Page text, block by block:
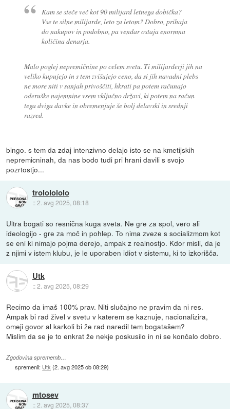
Kam se steče več kot 90 milijard letnega dobička?
Vse te silne milijarde, leto za letom? Dobro, prihaja
do nakupov in podobno, pa vendar ostaja enormna
količina denarja.
Malo poglej nepremičnine po celem svetu. Ti milijarderji jih na
veliko kupujejo in s tem zvišujejo ceno, da si jih navadni plebs
ne more niti v sanjah privoščiti, hkrati pa potem računajo
oderuške najemnine vsem vključno državi, ki potem na račun
tega dviga davke in obremenjuje še bolj delavski in srednji
razred.
bingo. s tem da zdaj intenzivno delajo isto se na kmetijskih
nepremicninah, da nas bodo tudi pri hrani davili s svojo
pozrtostjo...
trololololo
::2. avg 2025, 08:18
Ultra bogati so resnična kuga sveta. Ne gre za spol, vero ali
ideologijo - gre za moč in pohlep. To nima zveze s socializmom kot
se eni ki nimajo pojma derejo, ampak z realnostjo. Kdor misli, da je
z njimi v istem klubu, je le uporaben idiot v sistemu, ki to izkorišča.
Utk
::2. avg 2025, 08:29
Recimo da imaš 100% prav. Niti slučajno ne pravim da ni res.
Ampak bi rad živel v svetu v katerem se kaznuje, nacionalizira,
omeji govor al karkoli bi že rad naredil tem bogatašem?
Mislim da se je to enkrat že nekje poskusilo in ni se končalo dobro.
Zgodovina sprememb…
spremenil: Utk (2. avg 2025 ob 08:29)
mtosev
::2. avg 2025, 08:37